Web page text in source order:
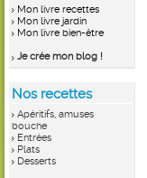
Mon livre recettes
Mon livre jardin
Mon livre bien-être
Je crée mon blog !
Nos recettes
Apéritifs, amuses
bouche
Entrées
Plats
Desserts